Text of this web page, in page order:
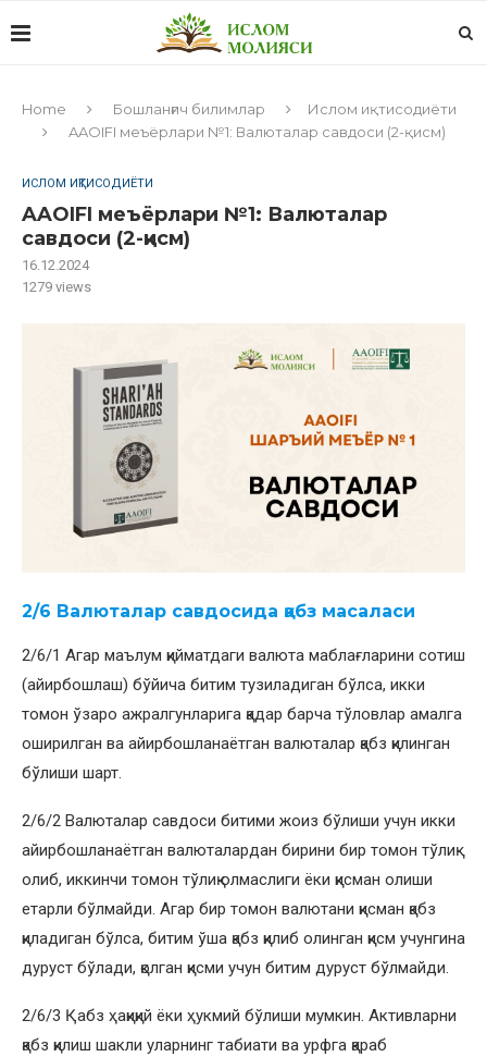
Home Бошланғич билимлар
Ислом иқтисодиёти
AAOIFI меъёрлари №1: Валюталар савдоси (2-қисм)
ИСЛОМ ИҚТИСОДИЁТИ
AAOIFI меъёрлари №1: Валюталар
савдоси (2-қисм)
16.12.2024
1279 views
2/6 Валюталар савдосида қабз масаласи
2/6/1 Агар маълум қийматдаги валюта маблағларини сотиш
(айирбошлаш) бўйича битим тузиладиган бўлса, икки
томон ўзаро ажралгунларига қадар барча тўловлар амалга
оширилган ва айирбошланаётган валюталар қабз қилинган
бўлиши шарт.
2/6/2 Валюталар савдоси битими жоиз бўлиши учун икки
айирбошланаётган валюталардан бирини бир томон тўлиқ
олиб, иккинчи томон тўлиқ олмаслиги ёки қисман олиши
етарли бўлмайди. Агар бир томон валютани қисман қабз
қиладиган бўлса, битим ўша қабз қилиб олинган қисм учунгина
дуруст бўлади, қолган қисми учун битим дуруст бўлмайди.
2/6/3 Қабз ҳақиқий ёки ҳукмий бўлиши мумкин. Активларни
қабз қилиш шакли уларнинг табиати ва урфга қараб